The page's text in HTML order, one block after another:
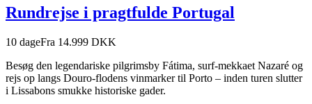
Rundrejse i pragtfulde Portugal
10 dageFra 14.999 DKK
Besøg den legendariske pilgrimsby Fátima, surf-mekkaet Nazaré og
rejs op langs Douro-flodens vinmarker til Porto – inden turen slutter
i Lissabons smukke historiske gader.